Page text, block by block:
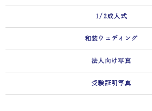
1/2成人式
和装ウェディング
法人向け写真
受験証明写真